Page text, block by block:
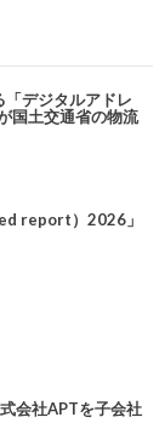
デジタルアドレ
国土交通省の物流
report）2026」
会社APTを子会社